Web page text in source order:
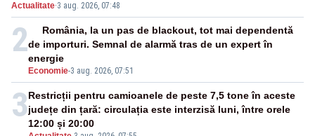
Actualitate·3 aug. 2026, 07:48
2
Economie-3 aug. 2026, 07:51
România, la un pas de blackout, tot mai dependentă
de importuri. Semnal de alarmă tras de un expert în
energie
3Restricții pentru camioanele de peste 7,5 tone în aceste
județe din țară: circulația este interzisă luni, între orele
12:00 și 20:00